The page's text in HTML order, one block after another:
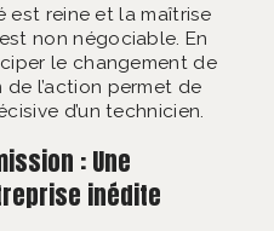
est reine et la maîtrise
non négociable. En
le changement de
l’action permet de
d’un technicien.
: Une
inédite